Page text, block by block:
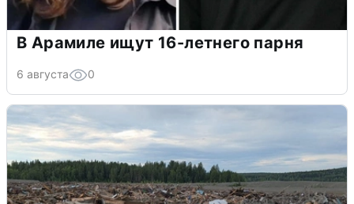
В Арамиле ищут 16-летнего парня
6 августа 0